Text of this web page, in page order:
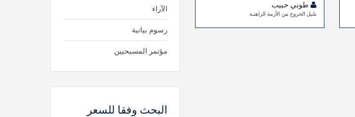
طوني حبيب
سُبل الخروج من الأزمة الراهنـة
الآراء
رسوم بيانية
مؤتمر المسيحيين
البحث وفقا للسعر